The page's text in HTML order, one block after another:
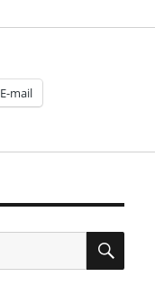
E-mail